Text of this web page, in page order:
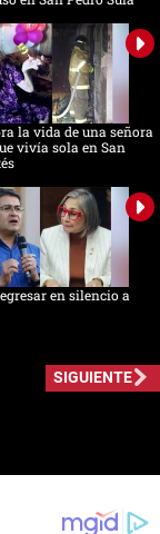
la vida de una señora
vivía sola en San
en silencio a
SIGUIENTE